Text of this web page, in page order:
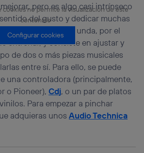
pero es algo casi intrínseco
del gusto y dedicar muchas
y sets. La segunda, por el
entrenar, y consiste en ajustar y
de dos o más piezas musicales
entre sí. Para ello, se puede
una controladora (principalmente,
o Pioneer),Cdj, o un par de platos
Para empezar a pinchar
adquieras unosAudio Technica
cookies no permite la visualización de este
contenido
Configurar cookies